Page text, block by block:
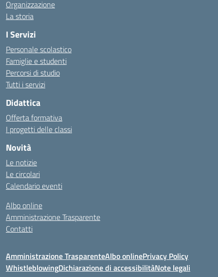
Organizzazione
La storia
I Servizi
Personale scolastico
Famiglie e studenti
Percorsi di studio
Tutti i servizi
Didattica
Offerta formativa
I progetti delle classi
Novità
Le notizie
Le circolari
Calendario eventi
Albo online
Amministrazione Trasparente
Contatti
Amministrazione TrasparenteAlbo onlinePrivacy Policy
WhistleblowingDichiarazione di accessibilitàNote legali